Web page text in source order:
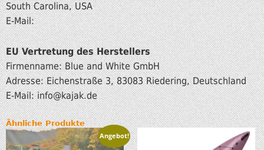
South Carolina, USA
E-Mail:
EU Vertretung des Herstellers
Firmenname: Blue and White GmbH
Adresse: Eichenstraße 3, 83083 Riedering, Deutschland
E-Mail: info@kajak.de
Ähnliche Produkte
Angebot!